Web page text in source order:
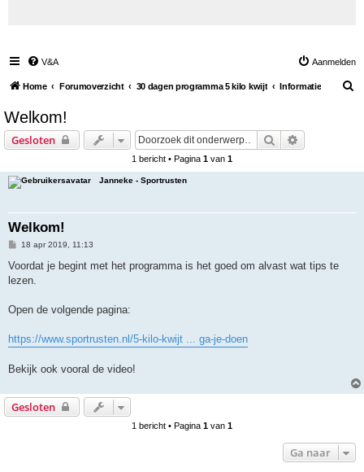
V&A Aanmelden
Home Forumoverzicht 30 dagen programma 5 kilo kwijt Informatie
Welkom!
Gesloten Zoek
1 bericht • Pagina 1 van 1
Janneke - Sportrusten
Welkom!
B
r
c
18 apr 2019, 11:13
Voordat je begint met het programma is het goed om alvast wat tips te
lezen.
Open de volgende pagina:
https://www.sportrusten.nl/5-kilo-kwijt ... ga-je-doen
Bekijk ook vooral de video!
Gesloten
1 bericht • Pagina 1 van 1
Ga naar